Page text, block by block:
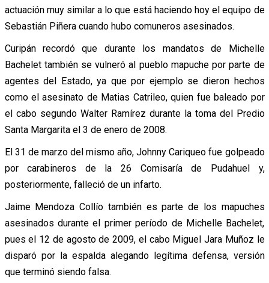
actuación muy similar a lo que está haciendo hoy el equipo de
Sebastián Piñera cuando hubo comuneros asesinados.
Curipán recordó que durante los mandatos de Michelle
Bachelet también se vulneró al pueblo mapuche por parte de
agentes del Estado, ya que por ejemplo se dieron hechos
como el asesinato de Matias Catrileo, quien fue baleado por
el cabo segundo Walter Ramírez durante la toma del Predio
Santa Margarita el 3 de enero de 2008.
El 31 de marzo del mismo año, Johnny Cariqueo fue golpeado
por carabineros de la 26 Comisaría de Pudahuel y,
posteriormente, falleció de un infarto.
Jaime Mendoza Collío también es parte de los mapuches
asesinados durante el primer período de Michelle Bachelet,
pues el 12 de agosto de 2009, el cabo Miguel Jara Muñoz le
disparó por la espalda alegando legítima defensa, versión
que terminó siendo falsa.